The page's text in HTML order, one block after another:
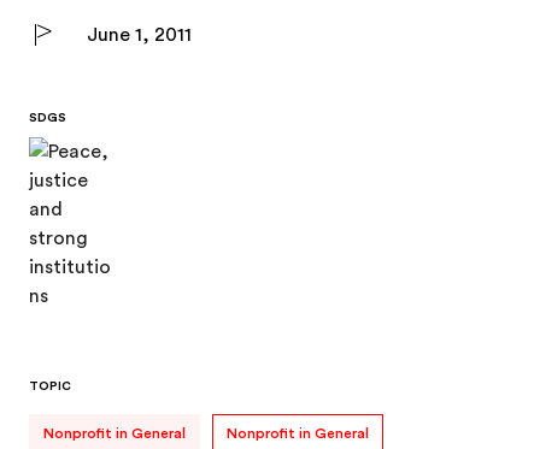
June 1, 2011
SDGS
TOPIC
Nonprofit in General Nonprofit in General